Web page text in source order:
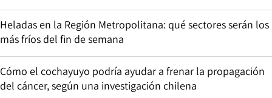
Heladas en la Región Metropolitana: qué sectores serán los
más fríos del fin de semana
Cómo el cochayuyo podría ayudar a frenar la propagación
del cáncer, según una investigación chilena